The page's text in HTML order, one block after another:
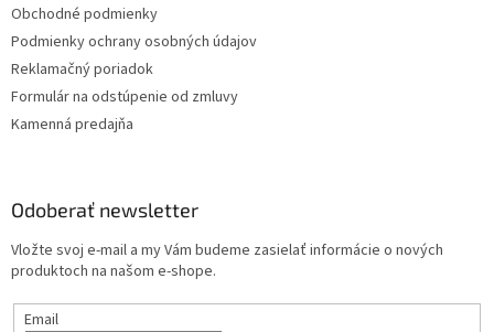
Obchodné podmienky
Podmienky ochrany osobných údajov
Reklamačný poriadok
Formulár na odstúpenie od zmluvy
Kamenná predajňa
Odoberať newsletter
Vložte svoj e-mail a my Vám budeme zasielať informácie o nových
produktoch na našom e-shope.
Email